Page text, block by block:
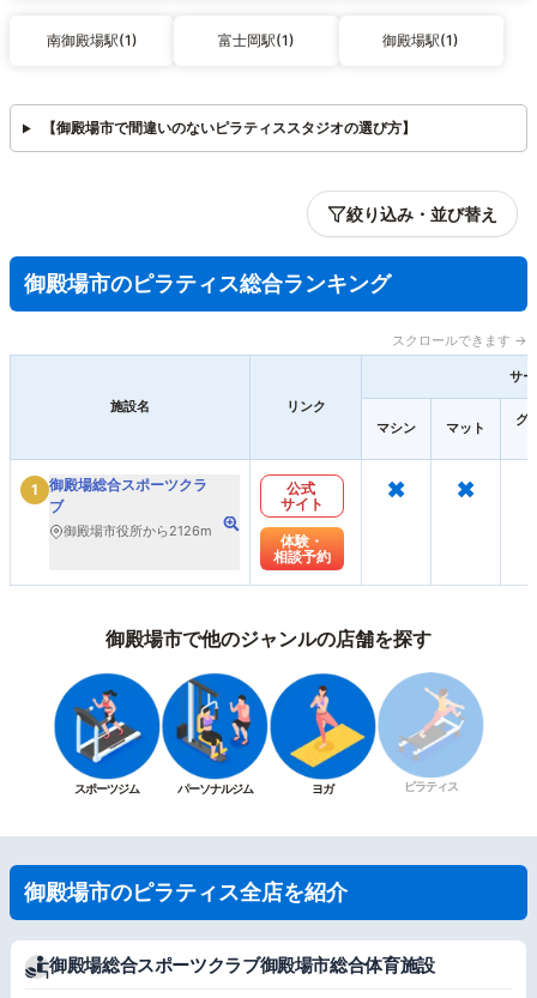
南御殿場駅(1) 富士岡駅(1) 御殿場駅(1)
【御殿場市で間違いのないピラティススタジオの選び方】
絞り込み・並び替え
御殿場市のピラティス総合ランキング
スクロールできます →
施設名 リンク
サ
マシン マット
グ
1
御殿場総合スポーツクラ
ブ
御殿場市役所から2126m
公式
サイト
体験・
相談予約
× ×
御殿場市で他のジャンルの店舗を探す
スポーツジム パーソナルジム ヨガ ピラティス
御殿場市のピラティス全店を紹介
御殿場総合スポーツクラブ御殿場市総合体育施設